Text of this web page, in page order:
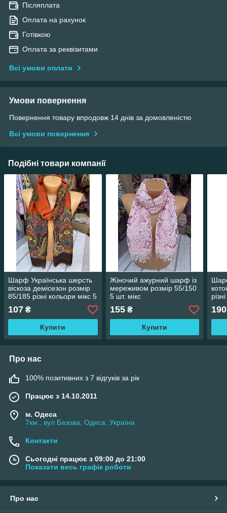
Післяплата
Оплата на рахунок
Готівкою
Оплата за реквізитами
Всі умови оплати
Умови повернення
Повернення товару впродовж 14 днів за домовленістю
Всі умови повернення
Подібні товари компанії
Шарф Українська шерсть
віскоза демісезон розмір
85/185 різні кольори мікс 5
шт.
107 ₴
Купити
Жіночий ажурний шарф із
мереживом розмір 55/150
5 шт. мікс
155₴
Купити
190
Про нас
100% позитивних з 7 відгуків за рік
Працює з 14.10.2011
м. Одеса
7км., вул Базова, Одеса, Україна
Контакти
Сьогодні працює з 09:00 до 21:00
Показати весь графік роботи
Про нас